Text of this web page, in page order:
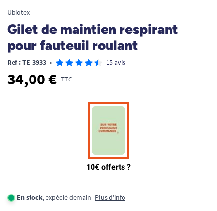
Ubiotex
Gilet de maintien respirant
pour fauteuil roulant
Ref : TE-3933 • 15 avis
34,00 € TTC
En stock, expédié demain Plus d'info